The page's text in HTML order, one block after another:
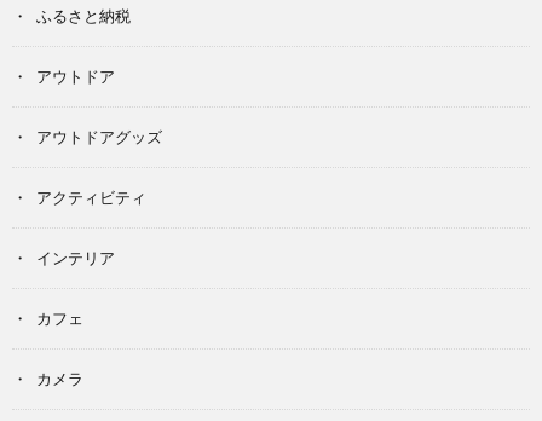
ふるさと納税
アウトドア
アウトドアグッズ
アクティビティ
インテリア
カフェ
カメラ